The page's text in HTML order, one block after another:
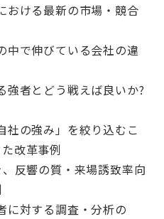
おける最新の市場・競合
中で伸びている会社の違
強者とどう戦えば良いか?
社の強み」を絞り込むこ
改革事例
反響の質・来場誘致率向
に対する調査・分析の